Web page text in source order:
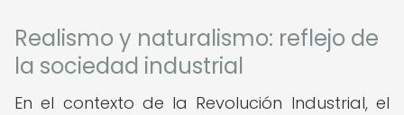
Realismo y naturalismo: reflejo de
la sociedad industrial
En el contexto de la Revolución Industrial, el